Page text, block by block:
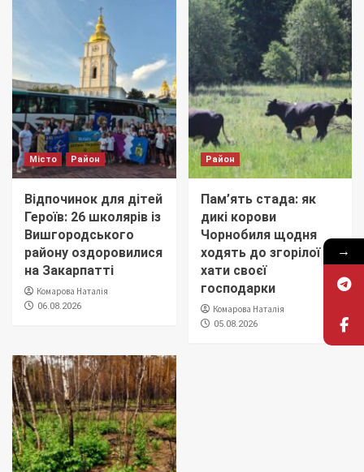
Місто Район
Відпочинок для дітей
Героїв: 26 школярів із
Вишгородського
району оздоровилися
на Закарпатті
Комарова Наталія
06.08.2026
Район
Пам’ять стада: як
дикі корови
Чорнобиля щодня
ходять до згорілої
хати своєї
господарки
Комарова Наталія
05.08.2026
→